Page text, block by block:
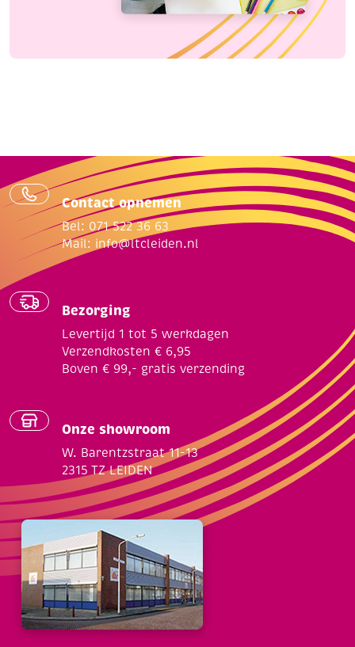
Contact opnemen
Bel: 071 522 36 63
Mail: info@ltcleiden.nl
Bezorging
Levertijd 1 tot 5 werkdagen
Verzendkosten € 6,95
Boven € 99,- gratis verzending
Onze showroom
W. Barentzstraat 11-13
2315 TZ LEIDEN